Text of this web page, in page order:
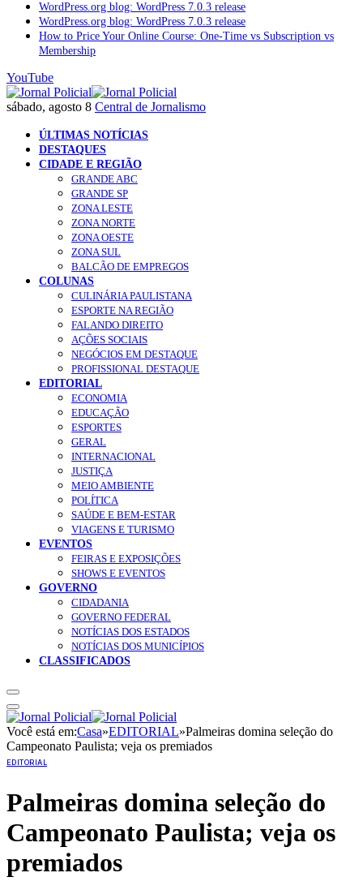
WordPress.org blog: WordPress 7.0.3 release
WordPress.org blog: WordPress 7.0.3 release
How to Price Your Online Course: One-Time vs Subscription vs
Membership
YouTube
sábado, agosto 8 Central de Jornalismo
ÚLTIMAS NOTÍCIAS
DESTAQUES
CIDADE E REGIÃO
GRANDE ABC
GRANDE SP
ZONA LESTE
ZONA NORTE
ZONA OESTE
ZONA SUL
BALCÃO DE EMPREGOS
COLUNAS
CULINÁRIA PAULISTANA
ESPORTE NA REGIÃO
FALANDO DIREITO
AÇÕES SOCIAIS
NEGÓCIOS EM DESTAQUE
PROFISSIONAL DESTAQUE
EDITORIAL
ECONOMIA
EDUCAÇÃO
ESPORTES
GERAL
INTERNACIONAL
JUSTIÇA
MEIO AMBIENTE
POLÍTICA
SAÚDE E BEM-ESTAR
VIAGENS E TURISMO
EVENTOS
FEIRAS E EXPOSIÇÕES
SHOWS E EVENTOS
GOVERNO
CIDADANIA
GOVERNO FEDERAL
NOTÍCIAS DOS ESTADOS
NOTÍCIAS DOS MUNICÍPIOS
CLASSIFICADOS
Você está em:Casa»EDITORIAL»Palmeiras domina seleção do
Campeonato Paulista; veja os premiados
EDITORIAL
Palmeiras domina seleção do
Campeonato Paulista; veja os
premiados